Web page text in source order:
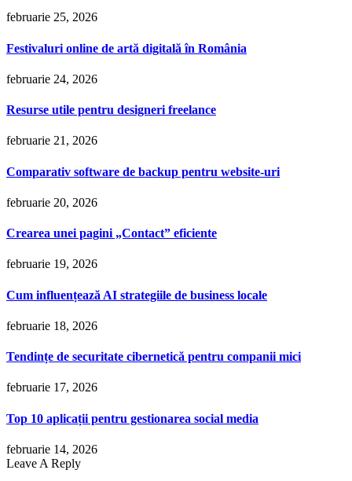
februarie 25, 2026
Festivaluri online de artă digitală în România
februarie 24, 2026
Resurse utile pentru designeri freelance
februarie 21, 2026
Comparativ software de backup pentru website-uri
februarie 20, 2026
Crearea unei pagini „Contact” eficiente
februarie 19, 2026
Cum influențează AI strategiile de business locale
februarie 18, 2026
Tendințe de securitate cibernetică pentru companii mici
februarie 17, 2026
Top 10 aplicații pentru gestionarea social media
februarie 14, 2026
Leave A Reply